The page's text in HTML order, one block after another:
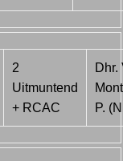
2
Uitmuntend
+ RCAC
Dhr.
P.